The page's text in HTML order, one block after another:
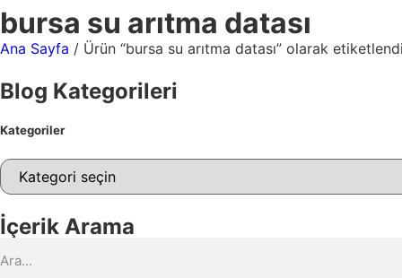
bursa su arıtma datası
Ana Sayfa / Ürün “bursa su arıtma datası” olarak
Blog Kategorileri
Kategoriler
İçerik Arama